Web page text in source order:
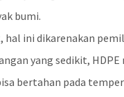
bumi.
ini dikarenakan
yang sedikit,
bertahan pada